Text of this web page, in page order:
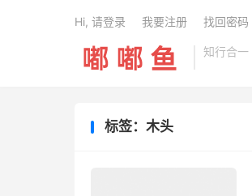
知行合一
Hi, 请登录 我要注册 找回密码
标签：木头